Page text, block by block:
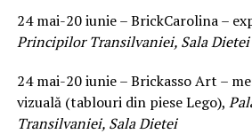
24 mai-20 iunie – BrickCarolina –
Principilor Transilvaniei, Sala Dietei
24 mai-20 iunie – Brickasso Art –
vizuală (tablouri din piese Lego),
Transilvaniei, Sala Dietei